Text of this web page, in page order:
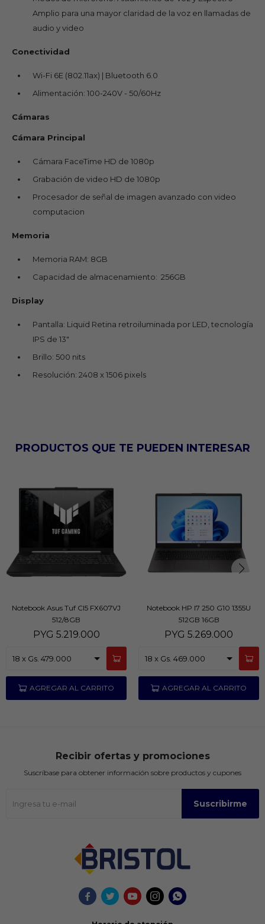
Amplio para una mayor claridad de la voz en llamadas de
audio y video
Conectividad
Wi-Fi 6E (802.11ax) | Bluetooth 6.0
Alimentación: 100-240V - 50/60Hz
Cámaras
Cámara Principal
Cámara FaceTime HD de 1080p
Grabación de video HD de 1080p
Procesador de señal de imagen avanzado con video
computacion
Memoria
Memoria RAM: 8GB
Capacidad de almacenamiento: 256GB
Display
Pantalla: Liquid Retina retroiluminada por LED, tecnología
IPS de 13"
Brillo: 500 nits
Resolución: 2408 x 1506 pixels
PRODUCTOS QUE TE PUEDEN INTERESAR
Notebook Asus Tuf CI5 FX607VJ
512/8GB
PYG 5.219.000
Notebook HP I7 250 G10 1355U
512GB 16GB
PYG 5.269.000
    
Recibir ofertas y promociones
Suscríbase para obtener información sobre productos y cupones
Suscribirme